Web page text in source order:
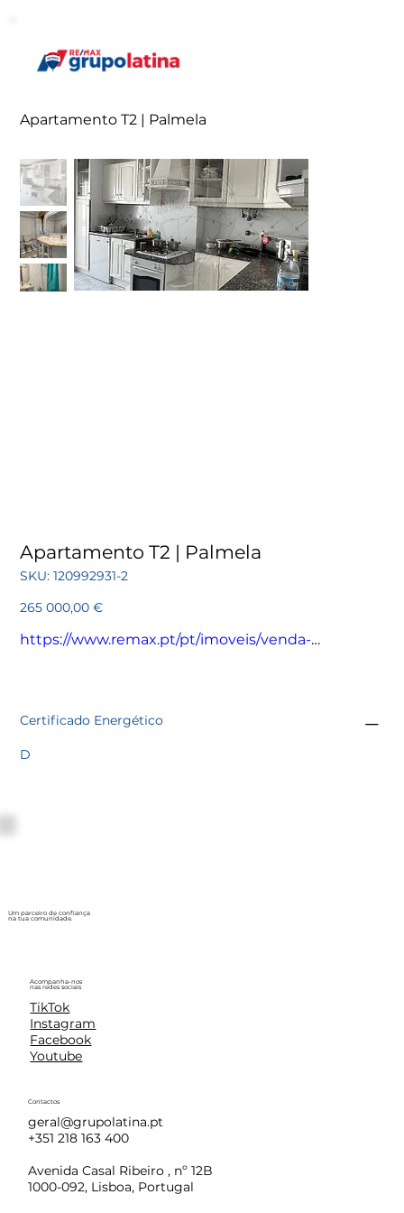
Apartamento T2 | Palmela
Apartamento T2 | Palmela
SKU: SKU
120992931-
120992931-2
Preço
265 000,00 €
https://www.remax.pt/pt/imoveis/venda-
Certificado Energético
D
Um parceiro de confiança
na tua comunidade.
Acompanha-nos
nas redes sociais
TikTok
Instagram
Facebook
Youtube
Contactos
geral@grupolatina.pt
+351 218 163 400
Avenida Casal Ribeiro , nº 12B
1000-092, Lisboa, Portugal